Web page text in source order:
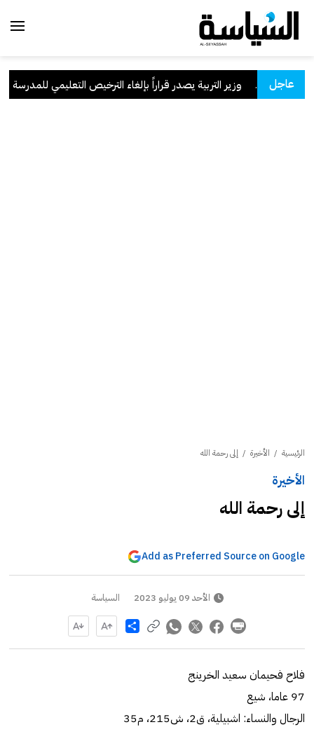
عاجل وزير التربية يصدر قراراً بإلغاء الترخيص التعليمي للمدرسة
الرئيسية / الأخيرة / إلى رحمة الله
الأخيرة
إلى رحمة الله
Add as Preferred Source on Google
الأحد 09 يوليو 2023 السياسة
Share
فلاح فحيمان سعيد الخرينج
97 عاما، شيع
الرجال والنساء: اشبيلية، ق2، ش215، م35